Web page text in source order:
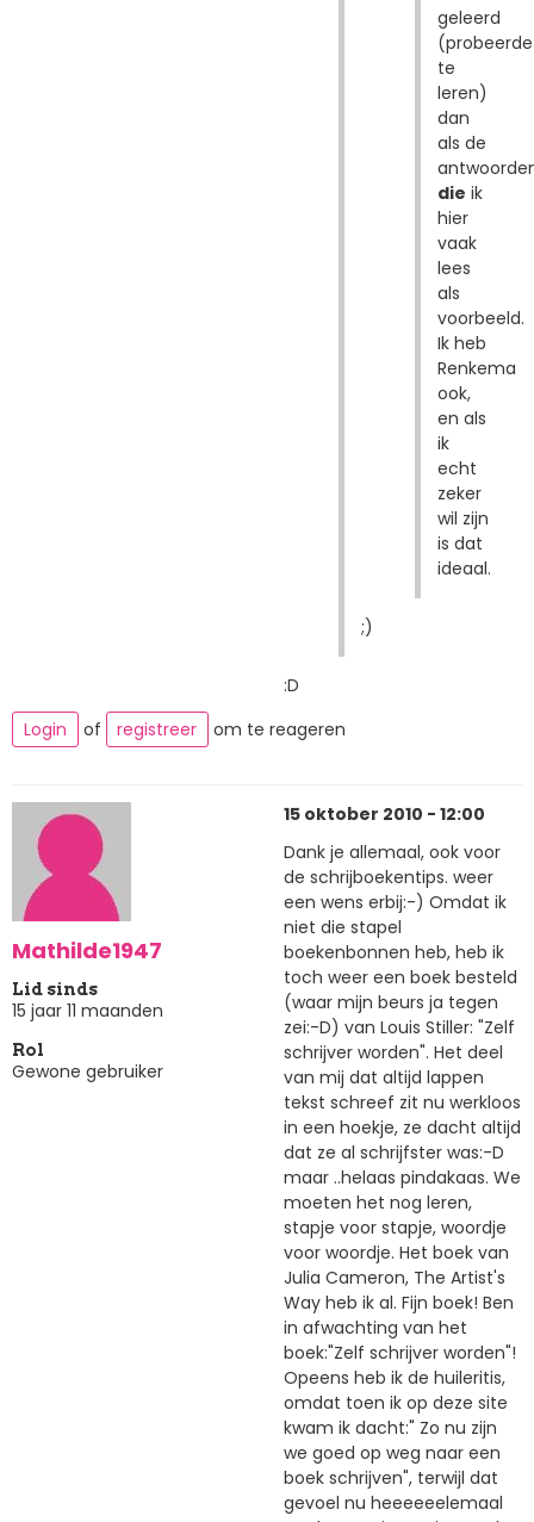
geleerd
(probeerde
te
leren)
dan
als de
die ik
hier
vaak
lees
als
voorbeeld.
Ik heb
Renkema
ook,
en als
ik
echt
zeker
wil zijn
is dat
ideaal.
;)
:D
Login
of registreer om te reageren
Mathilde1947
Lid sinds
15 jaar 11 maanden
Rol
Gewone gebruiker
15 oktober 2010 - 12:00
Dank je allemaal, ook voor
de schrijboekentips. weer
een wens erbij:-) Omdat ik
niet die stapel
boekenbonnen heb, heb ik
toch weer een boek besteld
(waar mijn beurs ja tegen
zei:-D) van Louis Stiller: "Zelf
schrijver worden". Het deel
van mij dat altijd lappen
tekst schreef zit nu werkloos
in een hoekje, ze dacht altijd
dat ze al schrijfster was:-D
maar ..helaas pindakaas. We
moeten het nog leren,
stapje voor stapje, woordje
voor woordje. Het boek van
Julia Cameron, The Artist's
Way heb ik al. Fijn boek! Ben
in afwachting van het
boek:"Zelf schrijver worden"!
Opeens heb ik de huileritis,
omdat toen ik op deze site
kwam ik dacht:" Zo nu zijn
we goed op weg naar een
boek schrijven", terwijl dat
gevoel nu heeeeeelemaal